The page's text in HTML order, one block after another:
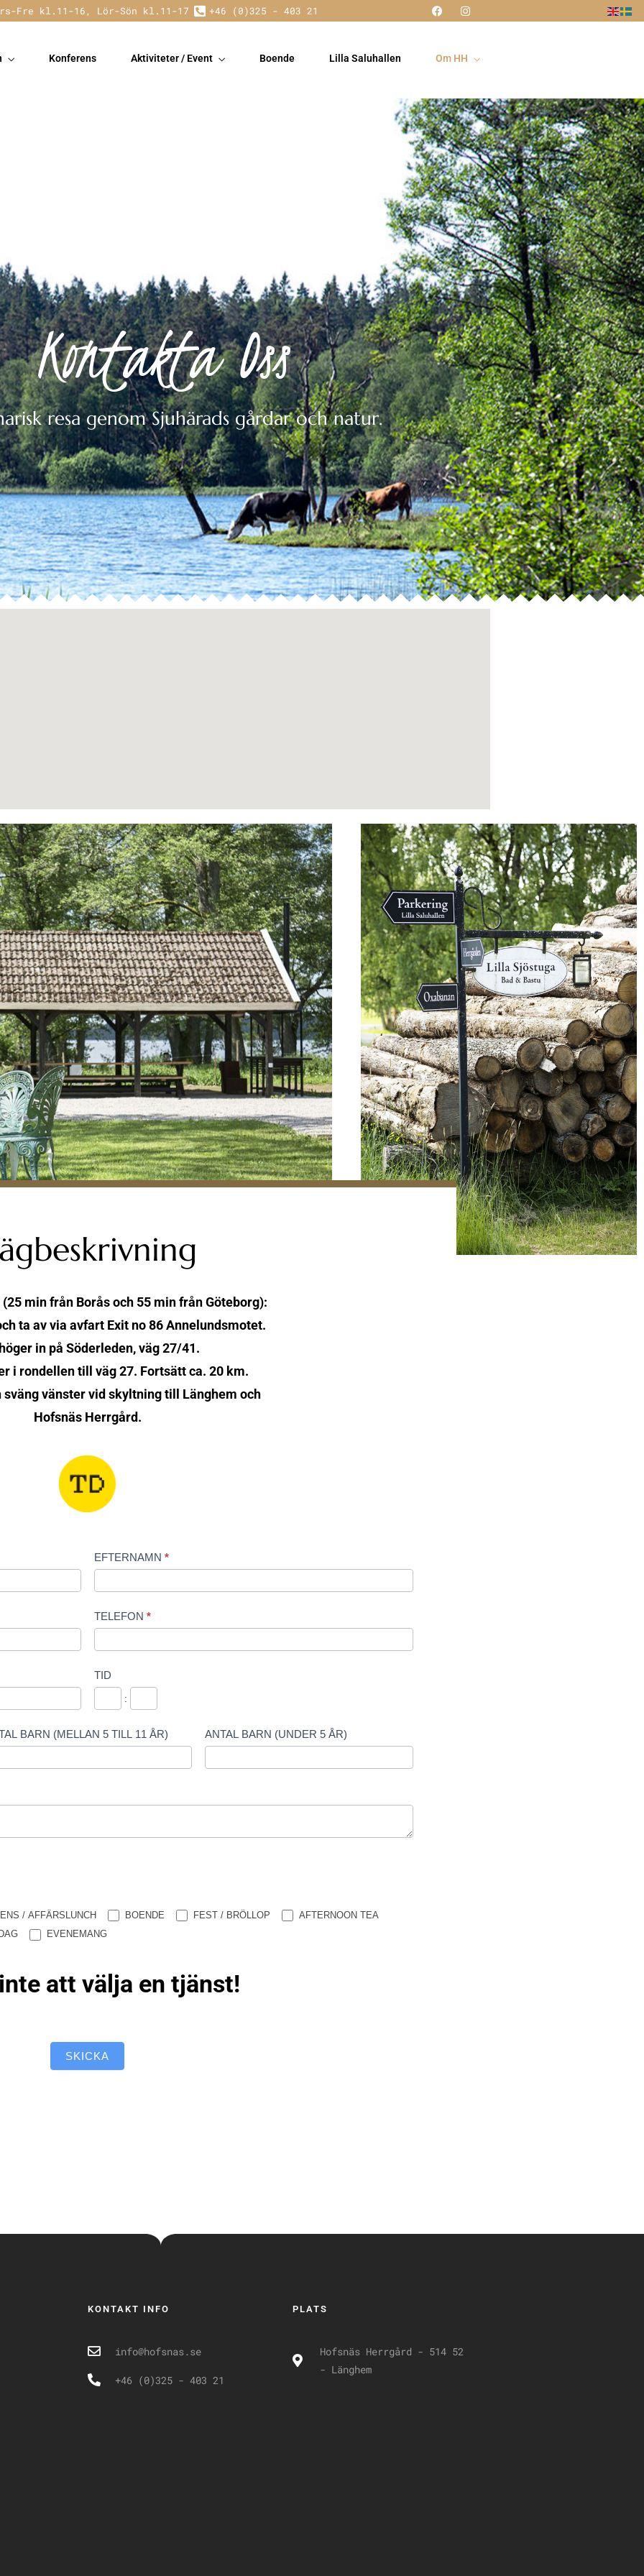
Fre kl.11-16, Lör-Sön kl.11-17 +46 (0)325 - 403 21
Konferens Aktiviteter / Event Boende Lilla Saluhallen Om HH
Kontakta Oss
resa genom Sjuhärads gårdar och natur.
min från Borås och 55 min från Göteborg):
ta av via avfart Exit no 86 Annelundsmotet.
in på Söderleden, väg 27/41.
i rondellen till väg 27. Fortsätt ca. 20 km.
sväng vänster vid skyltning till Länghem och
Hofsnäs Herrgård.
EFTERNAMN *
TELEFON *
TID
:
BARN (MELLAN 5 TILL 11 ÅR) ANTAL BARN (UNDER 5 ÅR)
/ AFFÄRSLUNCH BOENDE FEST / BRÖLLOP
AFTERNOON TEA
EVENEMANG
att välja en tjänst!
SKICKA
KONTAKT INFO
info@hofsnas.se
+46 (0)325 - 403 21
PLATS
Hofsnäs Herrgård - 514 52
- Länghem